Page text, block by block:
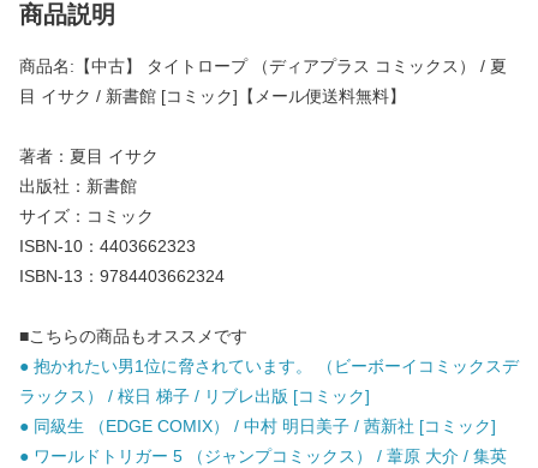
商品説明
商品名:【中古】 タイトロープ （ディアプラス コミックス） / 夏
目 イサク / 新書館 [コミック]【メール便送料無料】
著者：夏目 イサク
出版社：新書館
サイズ：コミック
ISBN-10：4403662323
ISBN-13：9784403662324
■こちらの商品もオススメです
● 抱かれたい男1位に脅されています。 （ビーボーイコミックスデ
ラックス） / 桜日 梯子 / リブレ出版 [コミック]
● 同級生 （EDGE COMIX） / 中村 明日美子 / 茜新社 [コミック]
● ワールドトリガー 5 （ジャンプコミックス） / 葦原 大介 / 集英